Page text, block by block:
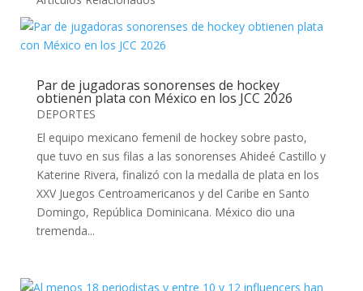
Par de jugadoras sonorenses de hockey
obtienen plata con México en los JCC 2026
DEPORTES
El equipo mexicano femenil de hockey sobre pasto,
que tuvo en sus filas a las sonorenses Ahideé Castillo y
Katerine Rivera, finalizó con la medalla de plata en los
XXV Juegos Centroamericanos y del Caribe en Santo
Domingo, República Dominicana. México dio una
tremenda...